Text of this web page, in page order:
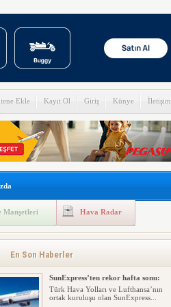
Ekle Kayıt Ol Giriş Künye İletişim
Manşetleri Hava Radar
En Son Haberler
SunExpress’ten rekor hafta sonu:
Türk Hava Yolları ve Lufthansa’nın
ortak kuruluşu olan SunExpress...